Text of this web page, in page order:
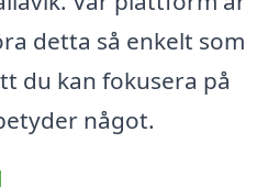
detta så enkelt som
du kan fokusera på
något.